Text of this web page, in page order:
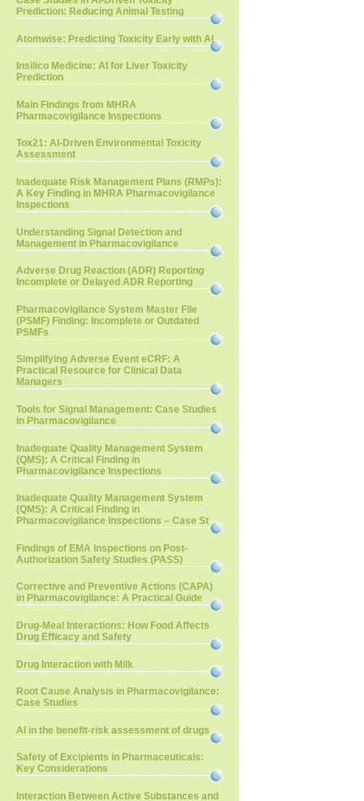
Prediction: Reducing Animal Testing
Atomwise: Predicting Toxicity Early with AI
Insilico Medicine: AI for Liver Toxicity
Prediction
Main Findings from MHRA
Pharmacovigilance Inspections
Tox21: AI-Driven Environmental Toxicity
Assessment
Inadequate Risk Management Plans (RMPs):
A Key Finding in MHRA Pharmacovigilance
Inspections
Understanding Signal Detection and
Management in Pharmacovigilance
Adverse Drug Reaction (ADR) Reporting
Incomplete or Delayed ADR Reporting
Pharmacovigilance System Master File
(PSMF) Finding: Incomplete or Outdated
PSMFs
Simplifying Adverse Event eCRF: A
Practical Resource for Clinical Data
Managers
Tools for Signal Management: Case Studies
in Pharmacovigilance
Inadequate Quality Management System
(QMS): A Critical Finding in
Pharmacovigilance Inspections
Inadequate Quality Management System
(QMS): A Critical Finding in
Pharmacovigilance Inspections – Case St
Findings of EMA Inspections on Post-
Authorization Safety Studies (PASS)
Corrective and Preventive Actions (CAPA)
in Pharmacovigilance: A Practical Guide
Drug-Meal Interactions: How Food Affects
Drug Efficacy and Safety
Drug Interaction with Milk
Root Cause Analysis in Pharmacovigilance:
Case Studies
AI in the benefit-risk assessment of drugs
Safety of Excipients in Pharmaceuticals:
Key Considerations
Interaction Between Active Substances and